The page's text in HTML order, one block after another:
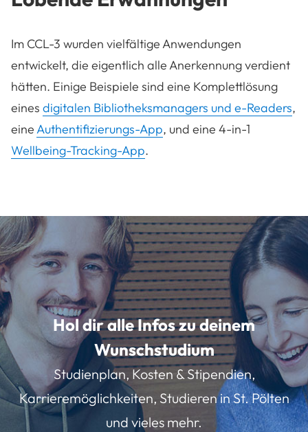
Im CCL-3 wurden vielfältige Anwendungen
entwickelt, die eigentlich alle Anerkennung verdient
hätten. Einige Beispiele sind eine Komplettlösung
eines digitalen Bibliotheksmanagers und e-Readers,
eineAuthentifizierungs-App, und eine 4-in-1
Wellbeing-Tracking-App.
Hol dir alle Infos zu deinem
Wunschstudium
Studienplan, Kosten & Stipendien,
Karrieremöglichkeiten, Studieren in St. Pölten
und vieles mehr.